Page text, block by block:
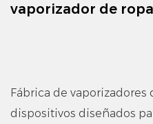
vaporizador de
Fábrica de vaporizadores
dispositivos diseñados